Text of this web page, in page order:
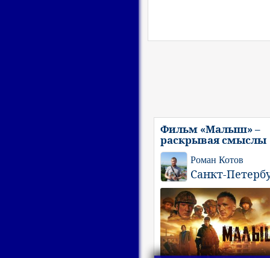
Фильм «Малыш» –
раскрывая смыслы
Роман Котов
Санкт-